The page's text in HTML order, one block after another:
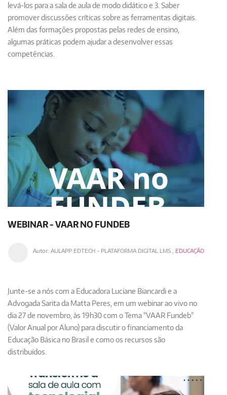
levá-los para a sala de aula de modo didático e 3. Saber
promover discussões críticas sobre as ferramentas digitais.
Além das formações propostas pelas redes de ensino,
algumas práticas podem ajudar a desenvolver essas
competências.
WEBINAR - VAAR NO FUNDEB
Autor: AULAPP EDTECH - PLATAFORMA DIGITAL LMS, EDUCAÇÃO
Junte-se a nós com a Educadora Luciane Biancardi e a
Advogada Sarita da Matta Peres, em um webinar ao vivo no
dia 27 de novembro, às 19h30 com oTema "VAAR Fundeb"
(Valor Anual por Aluno) para discutir o financiamento da
Educação Básica no Brasil e como os recursos são
distribuídos.